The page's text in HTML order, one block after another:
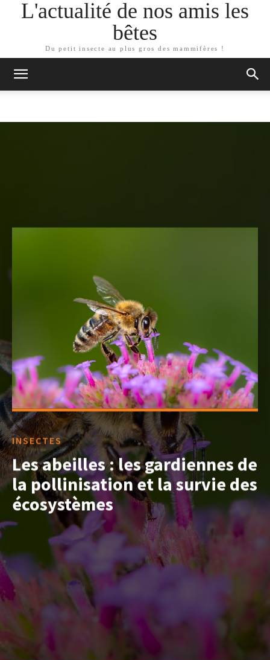
L'actualité de nos amis les
bêtes
Du petit insecte au plus gros des mammifères !
INSECTES
Les abeilles : les gardiennes de
la pollinisation et la survie des
écosystèmes